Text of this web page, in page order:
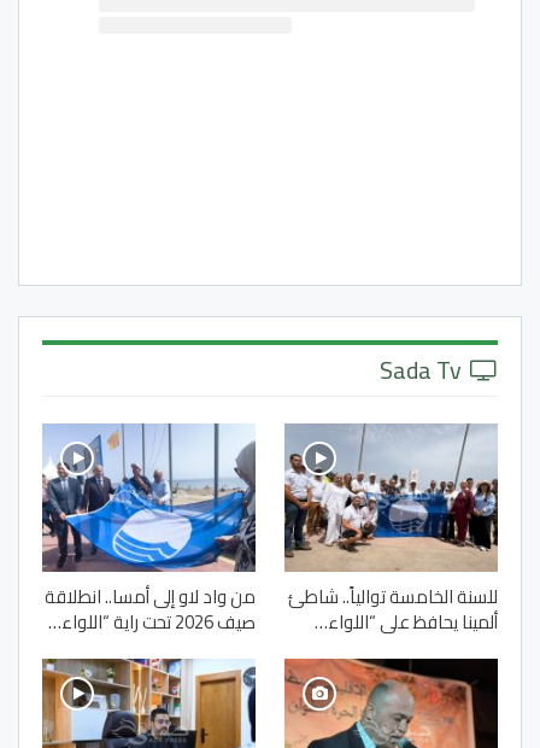
للسنة الخامسة توالياً.. شاطئ
ألمينا يحافظ على “اللواء…
من واد لاو إلى أمسا.. انطلاقة
صيف 2026 تحت راية “اللواء…